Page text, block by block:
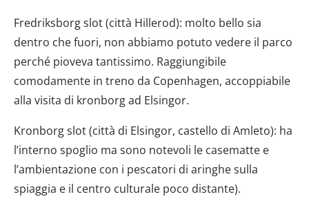
Fredriksborg slot (città Hillerod): molto bello sia
dentro che fuori, non abbiamo potuto vedere il parco
perché pioveva tantissimo. Raggiungibile
comodamente in treno da Copenhagen, accoppiabile
alla visita di kronborg ad Elsingor.
Kronborg slot (città di Elsingor, castello di Amleto): ha
l’interno spoglio ma sono notevoli le casematte e
l’ambientazione con i pescatori di aringhe sulla
spiaggia e il centro culturale poco distante).